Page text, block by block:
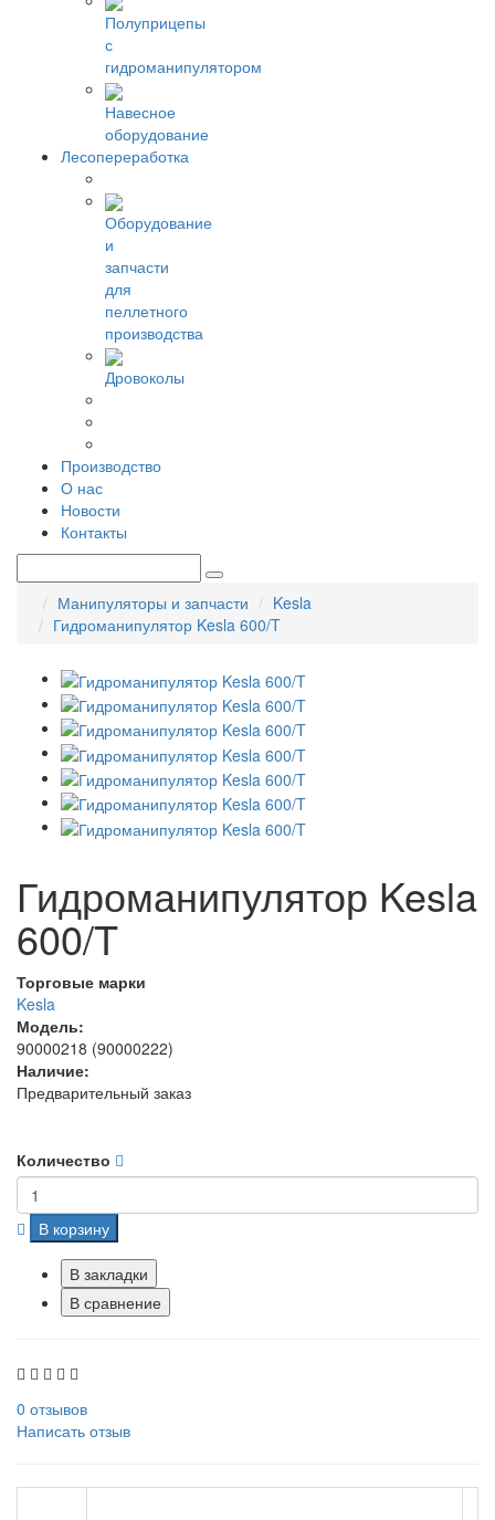
Полуприцепы
с
гидроманипулятором
Навесное
оборудование
Лесопереработка
Оборудование
и
запчасти
для
пеллетного
производства
Дровоколы
Производство
О нас
Новости
Контакты
Манипуляторы и запчасти
Kesla
Гидроманипулятор Kesla 600/T
Гидроманипулятор Kesla
600/T
Торговые марки
Kesla
Модель:
90000218 (90000222)
Наличие:
Предварительный заказ
Количество
В корзину
В закладки
В сравнение
0 отзывов
Написать отзыв